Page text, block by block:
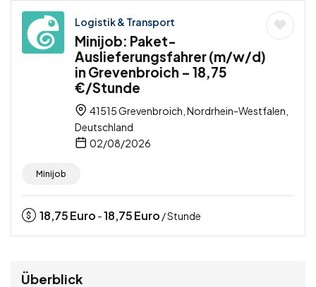
Logistik & Transport
Minijob: Paket-
Auslieferungsfahrer (m/w/d)
in Grevenbroich – 18,75
€/Stunde
41515 Grevenbroich, Nordrhein-Westfalen,
Deutschland
02/08/2026
Minijob
18,75Euro -18,75Euro / Stunde
Überblick